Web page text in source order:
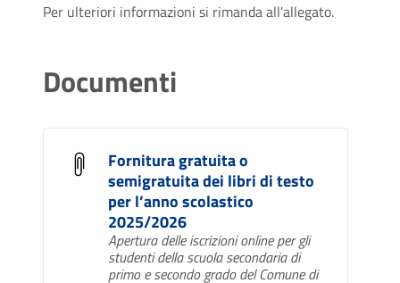
Per ulteriori informazioni si rimanda all'allegato.
Documenti
Fornitura gratuita o
semigratuita dei libri di testo
per l’anno scolastico
2025/2026
Apertura delle iscrizioni online per gli
studenti della scuola secondaria di
primo e secondo grado del Comune di